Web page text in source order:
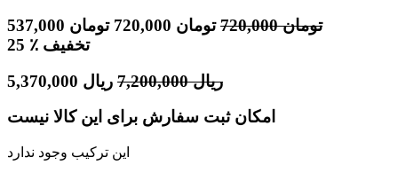
537,000 تومان 720,000 تومان 720,000 تومان
25
٪ تخفیف
5,370,000 ریال 7,200,000 ریال
امکان ثبت سفارش برای این کالا نیست
این ترکیب وجود ندارد